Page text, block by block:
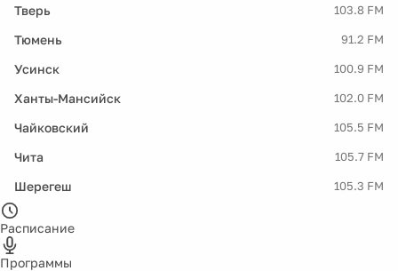
Тверь 103.8 FM
Тюмень 91.2 FM
Усинск 100.9 FM
Ханты-Мансийск 102.0 FM
Чайковский 105.5 FM
Чита 105.7 FM
Шерегеш 105.3 FM
Расписание
Программы